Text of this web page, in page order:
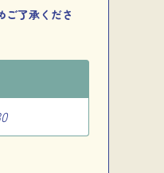
ご了承くださ